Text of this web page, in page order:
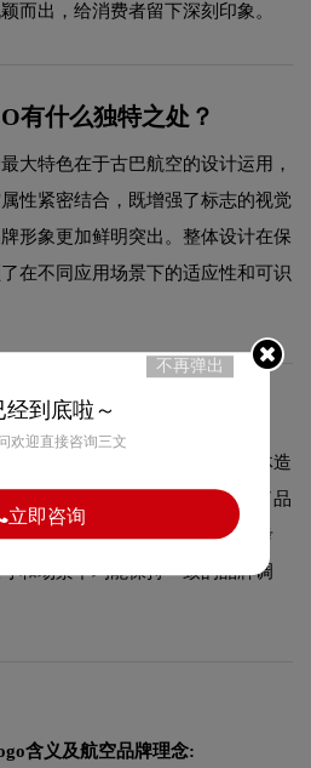
而出，给消费者留下深刻印象。
有什么独特之处？
大特色在于古巴航空的设计运用，
性紧密结合，既增强了标志的视觉
形象更加鲜明突出。整体设计在保
在不同应用场景下的适应性和可识
用的是什么字体？
的是极简无装饰字体设计，字体造
确保良好阅读性的同时，彰显了品
结构、粗细及间距都经过精心考
和场景下均能保持一致的品牌调
含义及航空品牌理念:
不再弹出
经到底啦～
欢迎直接咨询三文
立即咨询